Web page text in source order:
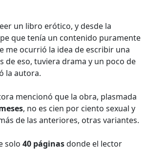
un libro erótico, y desde la
que tenía un contenido puramente
me ocurrió la idea de escribir una
de eso, tuviera drama y un poco de
la autora.
mencionó que la obra, plasmada
, no es cien por ciento sexual y
de las anteriores, otras variantes.
solo 40 páginasdonde el lector